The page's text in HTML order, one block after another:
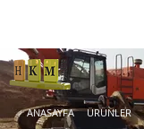
ANASAYFA ÜRÜNLER